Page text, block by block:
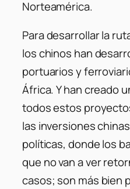
Norteamérica.
Para desarrollar la
los chinos han
portuarios y
África. Y han creado
todos estos
las inversiones
políticas, donde los
que no van a ver
casos; son más bien